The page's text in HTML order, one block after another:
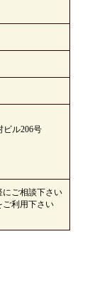
ル206号
ご相談下さい
利用下さい